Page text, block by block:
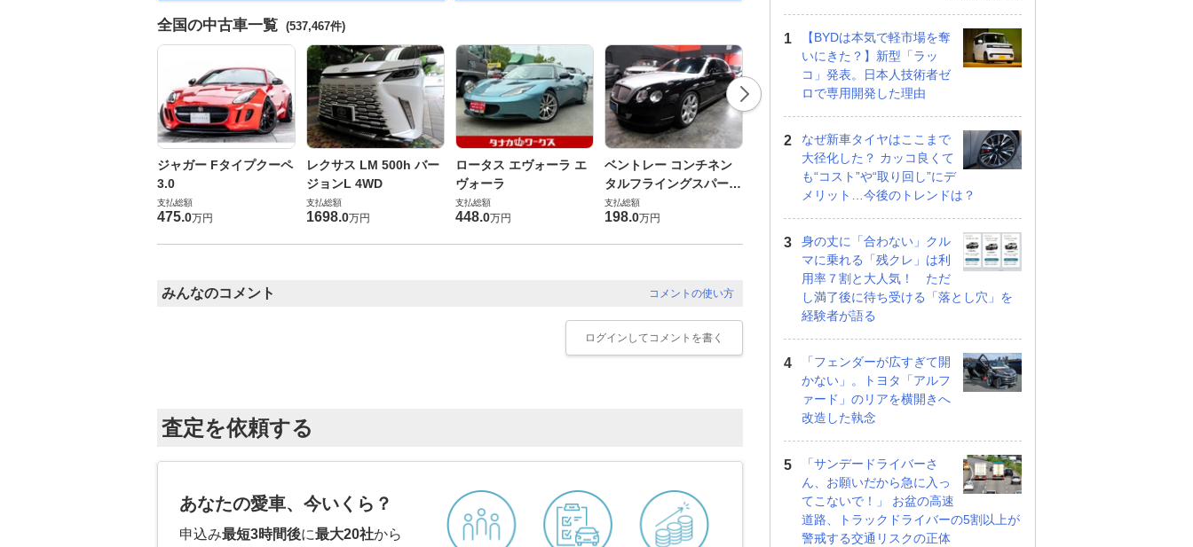
全国の中古車一覧 (537,467件)
ジャガー Fタイプクーペ
3.0
支払総額
475.0万円
レクサス LM 500h バー
ジョンL 4WD
支払総額
1698.0万円
ロータス エヴォーラ エ
ヴォーラ
支払総額
448.0万円
ベントレー コンチネン
タルフライングスパー
6.0 4WD
支払総額
198.0万円
ダイハツ ムーヴキャン
バス 660 ストライプス
ロールスロイス ゴース
ト ロールスロイス ゴー
スト(第1世代 / RR4)
支払総額
コメントの使い方
みんなのコメント
ログイン してコメントを書く
査定を依頼する
あなたの愛車、今いくら？
申込み最短3時間後に最大20社から
【BYDは本気で軽市場を奪
いにきた？】新型「ラッ
コ」発表。日本人技術者ゼ
ロで専用開発した理由
なぜ新車タイヤはここまで
大径化した？ カッコ良くて
も“コスト”や“取り回し”にデ
メリット…今後のトレンドは？
身の丈に「合わない」クル
マに乗れる「残クレ」は利
用率７割と大人気！ ただ
し満了後に待ち受ける「落とし穴」を
経験者が語る
「フェンダーが広すぎて開
かない」。トヨタ「アルフ
ァード」のリアを横開きへ
改造した執念
「サンデードライバーさ
ん、お願いだから急に入っ
てこないで！」 お盆の高速
道路、トラックドライバーの5割以上が
警戒する交通リスクの正体